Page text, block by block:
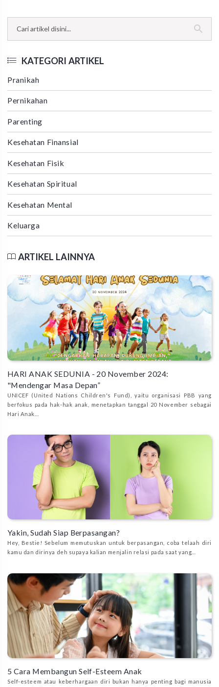
KATEGORI ARTIKEL
Pranikah
Pernikahan
Parenting
Kesehatan Finansial
Kesehatan Fisik
Kesehatan Spiritual
Kesehatan Mental
Keluarga
ARTIKEL LAINNYA
HARI ANAK SEDUNIA - 20 November 2024:
"Mendengar Masa Depan”
UNICEF (United Nations Children's Fund), yaitu organisasi PBB yang
berfokus pada hak-hak anak, menetapkan tanggal 20 November sebagai
Hari Anak…
Yakin, Sudah Siap Berpasangan?
Hey, Bestie! Sebelum memutuskan untuk berpasangan, coba telaah diri
kamu dan dirinya deh supaya kalian menjalin relasi pada saat yang…
5 Cara Membangun Self-Esteem Anak
Self-esteem atau keberhargaan diri bukan hanya penting bagi manusia